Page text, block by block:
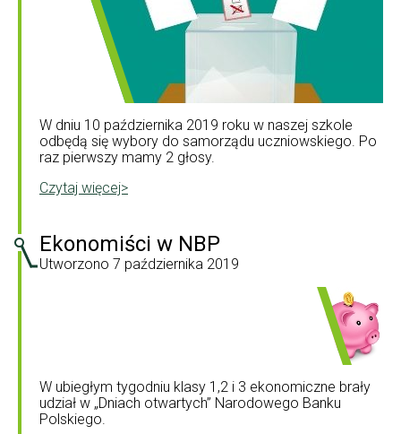
W dniu 10 października 2019 roku w naszej szkole
odbędą się wybory do samorządu uczniowskiego. Po
raz pierwszy mamy 2 głosy.
Czytaj więcej>
Ekonomiści w NBP
Utworzono 7 października 2019
W ubiegłym tygodniu klasy 1,2 i 3 ekonomiczne brały
udział w „Dniach otwartych” Narodowego Banku
Polskiego.